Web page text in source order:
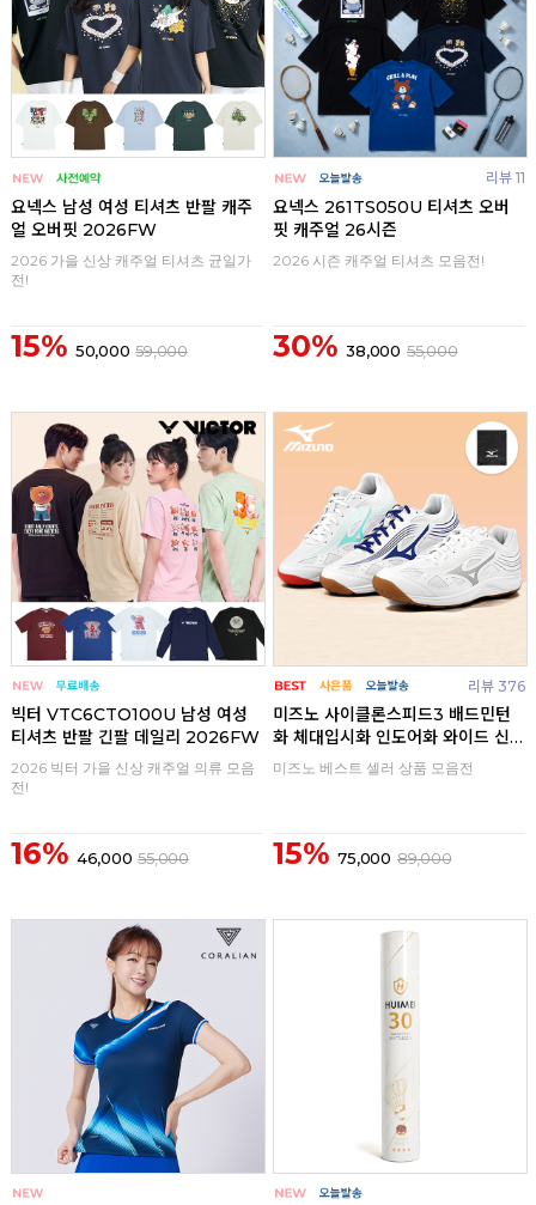
요넥스 남성 여성 티셔츠 반팔 캐주
얼 오버핏 2026FW
2026 가을 신상 캐주얼 티셔츠 균일가
전!
15% 50,000 59,000
리뷰 11
요넥스 261TS050U 티셔츠 오버
핏 캐주얼 26시즌
2026 시즌 캐주얼 티셔츠 모음전!
30% 38,000 55,000
빅터 VTC6CTO100U 남성 여성
티셔츠 반팔 긴팔 데일리 2026FW
2026 빅터 가을 신상 캐주얼 의류 모음
전!
16% 46,000 55,000
리뷰 376
미즈노 사이클론스피드3 배드민턴
화 체대입시화 인도어화 와이드 신
발
미즈노 베스트 셀러 상품 모음전
15% 75,000 89,000